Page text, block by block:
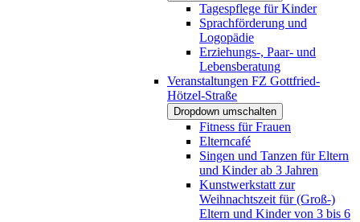
Tagespflege für Kinder
Sprachförderung und
Logopädie
Erziehungs-, Paar- und
Lebensberatung
Veranstaltungen FZ Gottfried-
Hötzel-Straße
Dropdown umschalten
Fitness für Frauen
Elterncafé
Singen und Tanzen für Eltern
und Kinder ab 3 Jahren
Kunstwerkstatt zur
Weihnachtszeit für (Groß-)
Eltern und Kinder von 3 bis 6